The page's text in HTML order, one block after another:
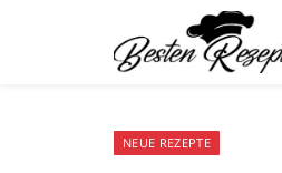
NEUE REZEPTE